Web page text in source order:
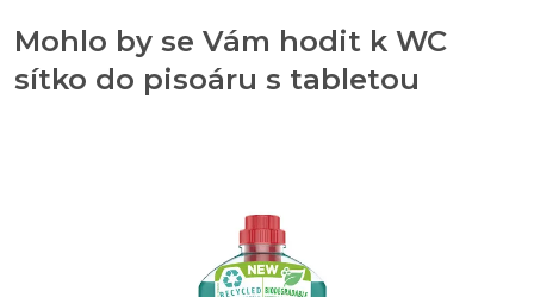
Mohlo by se Vám hodit k WC
sítko do pisoáru s tabletou